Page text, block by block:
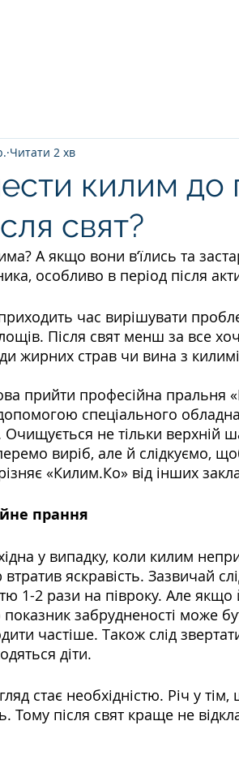
килим до
свят?
Читати 2 хв
А якщо вони в‘їлись та
особливо в період після
час вирішувати
Після свят менш за все
жирних страв чи вина з
прийти професійна пральня
спеціального
Очищується не тільки верхній
виріб, але й слідкуємо,
«Килим.Ко» від інших
прання
у випадку, коли килим
яскравість. Зазвичай
1-2 рази на півроку. Але
показник забрудненості може
частіше. Також слід
діти.
стає необхідністю. Річ у
Тому після свят краще не